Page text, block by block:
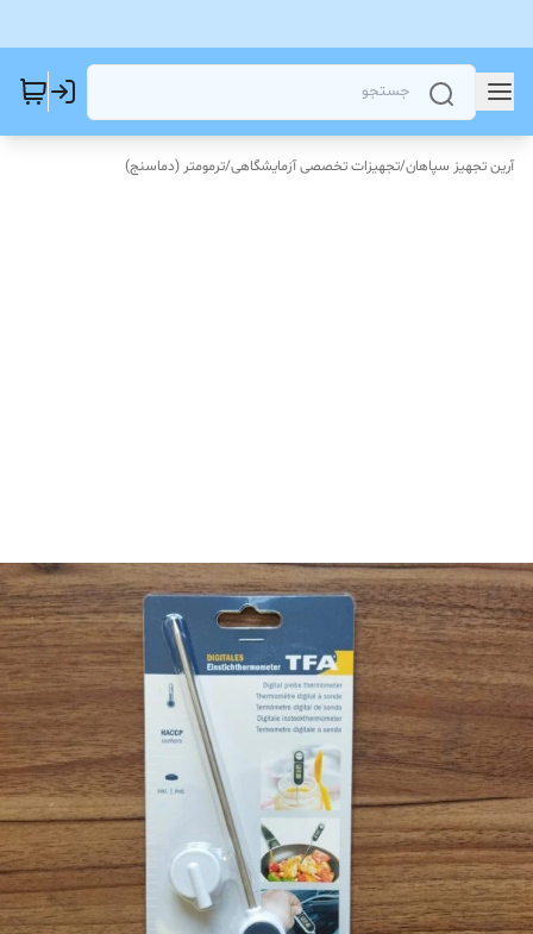
آرین تجهیز سپاهان/تجهیزات تخصصی آزمایشگاهی/ترمومتر (دماسنج)